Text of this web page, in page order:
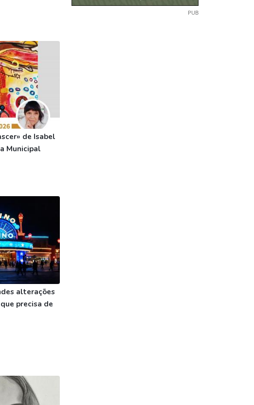
de Isabel
Municipal
alterações
precisa de
PUB